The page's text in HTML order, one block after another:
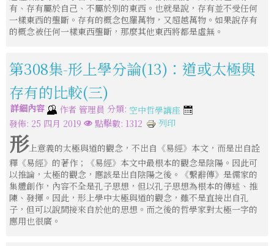
有、存有屬於自己、不屬於別的東西。也就是說，存有並不受任何
一樣東西的壟斷。存有的概念包羅萬物，又超越萬物。如果說存有
的概念被任何一樣東西壟斷，那麼其他東西將都是虛無。
第308集-形上學分論(13)：道或太極與
存有的比較(三)
詳細內容 作者 管理員 分類: 空中哲學講座
發佈: 25 四月 2019
點擊數: 1312 列印
形上意義的太極與道的觀念，不出自《易經》本文，而是出自詮
釋《易經》的著作；《易經》本文中最根本的觀念是陰陽。因此可
以推論，太極的觀念，應該是出自陰陽之後。《繫辭傳》是儒家的
集體創作，內容不全是孔子思想，但以孔子思想為根本的傳述、推
陳、發揮。因此，形上學中太極與道的觀念，雖不是直接出自孔
子，但可以說間接來自於他的思想。而之後的哲學家對太極一字的
應用也很廣。